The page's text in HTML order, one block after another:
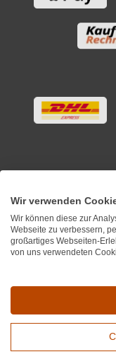
Wir verwenden
Wir können diese zur
Webseite zu verbessern,
großartiges Webseiten-
von uns verwendeten